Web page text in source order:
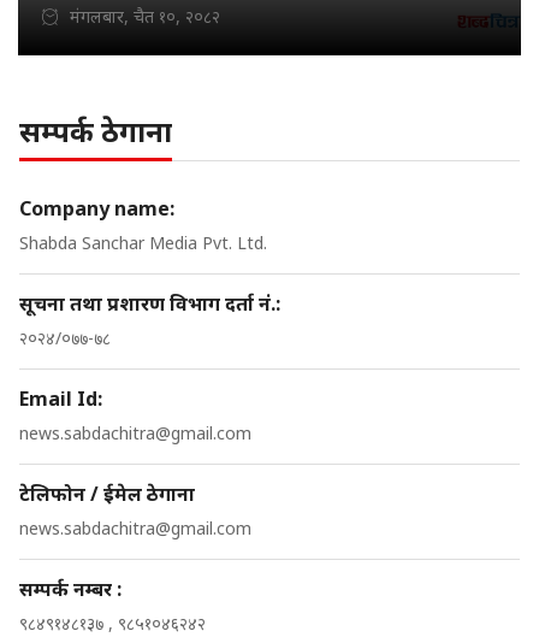
मंगलबार, चैत १०, २०८२
सम्पर्क ठेगाना
Company name:
Shabda Sanchar Media Pvt. Ltd.
सूचना तथा प्रशारण विभाग दर्ता नं.:
२०२४/०७७-७८
Email Id:
news.sabdachitra@gmail.com
टेलिफोन / ईमेल ठेगाना
news.sabdachitra@gmail.com
सम्पर्क नम्बर :
९८४९१४८१३७ , ९८५१०४६२४२